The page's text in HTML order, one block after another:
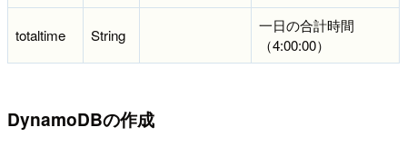
totaltime String
一日の合計時間
（4:00:00）
DynamoDBの作成